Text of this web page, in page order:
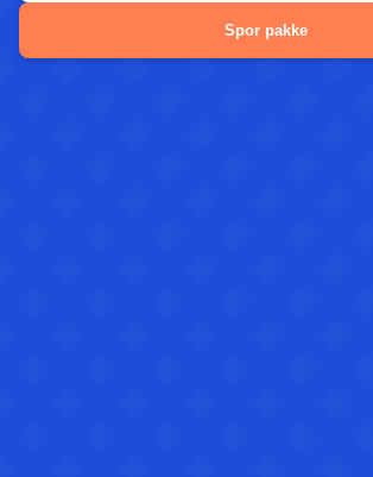
Spor pakke